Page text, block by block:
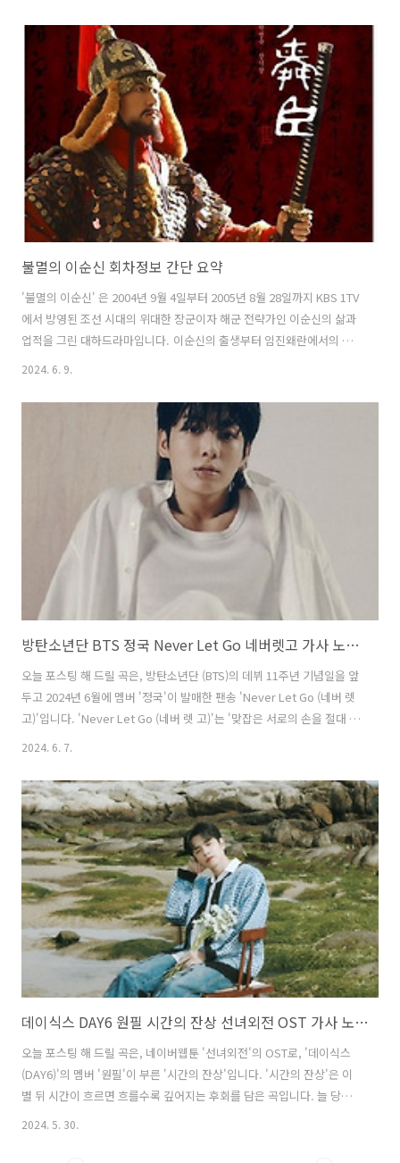
치 기사 같은 고수익 고연봉 기술직을 희망하는 분들을 위한 기술 교육
과정을 소개합니다. 고수익 고연봉 기술직 직업 훈련 교육, 채용, 유망 창
업 아이템 추천, 창업 비용 자금, 보일러 설치 기사 기술직 전망에 대해 살
펴보겠습니다. 국제 및 국내 보일러 온수기 산업 현황 및 전망 미래 마
켓 인사이트의 최근 자료에 따르면, 2023년 세계 가정용 보일러 시..
불멸의 이순신 회차정보 간단 요약
'불멸의 이순신' 은 2004년 9월 4일부터 2005년 8월 28일까지 KBS 1TV
에서 방영된 조선 시대의 위대한 장군이자 해군 전략가인 이순신의 삶과
업적을 그린 대하드라마입니다. 이순신의 출생부터 임진왜란에서의 활
약까지를 다루며 이순신의 인간적인 면모와 불굴의 의지를 그의 일대기
단하게 요약하여 알려드립니다. 왜교성 전투 및 노량해전 1회 ~ 4회 1
회 - 왜교성 전투 (고니시. 진린. 유정과의 갈등)2회 - 왜교성 전투 결과와
두개의 장계｜선전관 파견3회 - 소금에 절여진 부하들의 수급｜무군지
죄를 들먹이는 선전관4회 - 노량해전 어린시절 5회 ~ 6회 5회 - 노량해
전에서의 최후｜어린 시절의 시작6회 - 어린시절 청년 시..
2024. 6. 9.
방탄소년단 BTS 정국 Never Let Go 네버렛고 가사 노래 뮤비 곡정보
오늘 포스팅 해 드릴 곡은, 방탄소년단 (BTS)의 데뷔 11주년 기념일을 앞
두고 2024년 6월에 멤버 '정국'이 발매한 팬송 'Never Let Go (네버 렛
고)'입니다. 'Never Let Go (네버 렛 고)'는 '맞잡은 서로의 손을 절대 놓
다. 또한 이 곡은 '방탄소년단'이 매년 데뷔일 6월 13일을 기념해 팬들
과 함께 즐기는 축제인 '2024 FESTA'의 일환으로 발표돼 더욱 특별
한 의미를 더했습니다. Never Let Go (네버 렛 고) - 방탄소년
단 (BTS) 정국 가사 Every day I wonder if this ..
2024. 6. 7.
데이식스 DAY6 원필 시간의 잔상 선녀외전 OST 가사 노래 뮤비 곡정보
오늘 포스팅 해 드릴 곡은, 네이버웹툰 '선녀외전'의 OST로, '데이식스
(DAY6)'의 멤버 '원필'이 부른 '시간의 잔상'입니다. '시간의 잔상'은 이
별 뒤 시간이 흐르면 흐를수록 깊어지는 후회를 담은 곡입니다. 늘 당연
하게만 생각했던 사랑과 차가운 말을 내뱉었던 것에 대한 후회 등 지나간
2024. 5. 30.